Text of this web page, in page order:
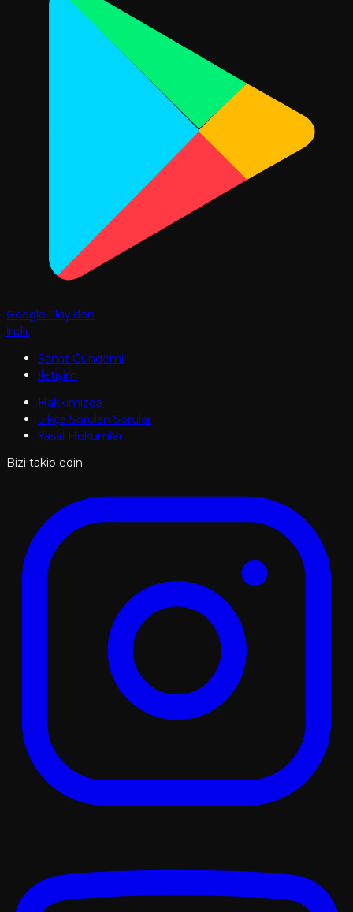
Google Play'den
İndir
Sanat Gündemi
İletişim
Hakkımızda
Sıkça Sorulan Sorular
Yasal Hükümler
Bizi takip edin